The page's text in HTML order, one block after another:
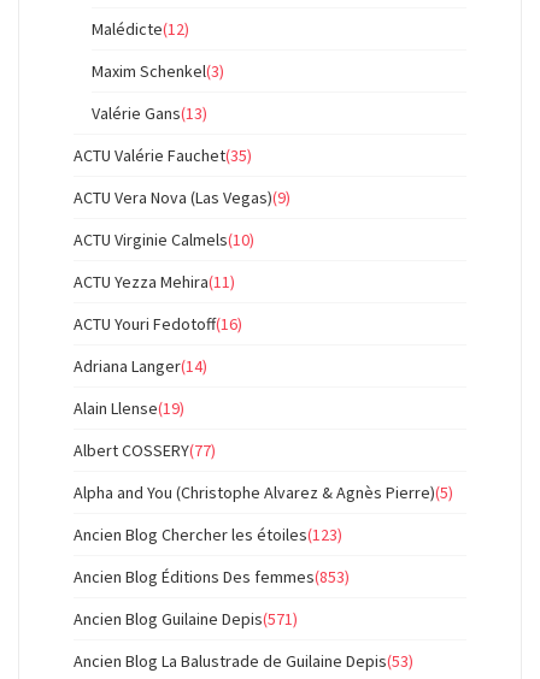
Malédicte(12)
Maxim Schenkel(3)
Valérie Gans(13)
ACTU Valérie Fauchet(35)
ACTU Vera Nova (Las Vegas)(9)
ACTU Virginie Calmels(10)
ACTU Yezza Mehira(11)
ACTU Youri Fedotoff(16)
Adriana Langer(14)
Alain Llense(19)
Albert COSSERY(77)
Alpha and You (Christophe Alvarez & Agnès Pierre)(5)
Ancien Blog Chercher les étoiles(123)
Ancien Blog Éditions Des femmes(853)
Ancien Blog Guilaine Depis(571)
Ancien Blog La Balustrade de Guilaine Depis(53)